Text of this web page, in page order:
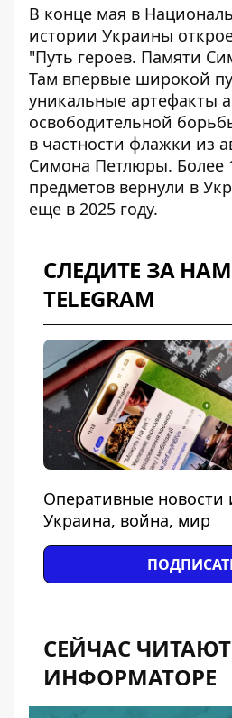
В конце мая в
истории Украины
"Путь героев. Памяти
Там впервые широкой
уникальные артефакты
освободительной
в частности флажки из
Симона Петлюры. Более
предметов вернули в
еще в 2025 году.
СЛЕДИТЕ ЗА
TELEGRAM
Оперативные новости
Украина, война, мир
СЕЙЧАС
ИНФОРМАТОРЕ